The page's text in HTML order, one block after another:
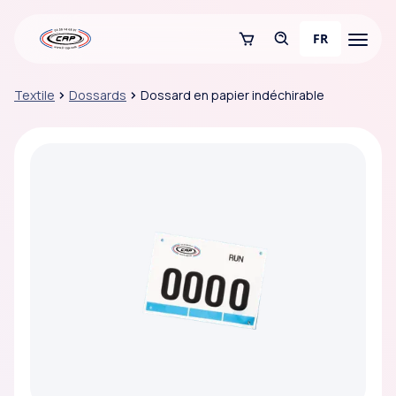
FR
Textile Dossards Dossard en papier indéchirable